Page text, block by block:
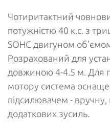
Чотиритактний
потужністю 40 к.с. з
SOHC двигуном
Розрахований для
довжиною 4-4.5 м. Для
мотору система
підсилювачем -
додаткових зусиль.